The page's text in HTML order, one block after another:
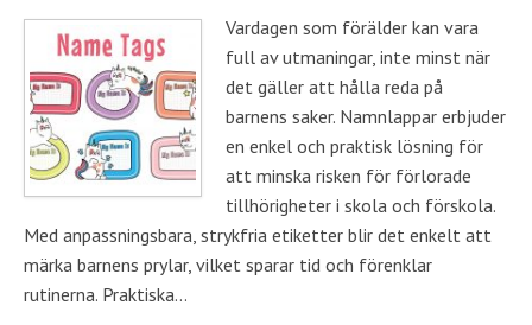
Vardagen som förälder kan vara
full av utmaningar, inte minst när
det gäller att hålla reda på
barnens saker. Namnlappar erbjuder
en enkel och praktisk lösning för
att minska risken för förlorade
tillhörigheter i skola och förskola.
Med anpassningsbara, strykfria etiketter blir det enkelt att
märka barnens prylar, vilket sparar tid och förenklar
rutinerna. Praktiska…